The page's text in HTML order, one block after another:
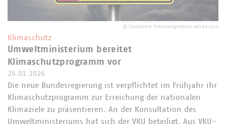
© Stockwerk Fotodesign/stock.adobe.com
Klimaschutz
Umweltministerium bereitet
Klimaschutzprogramm vor
26.01.2026
Die neue Bundesregierung ist verpflichtet im Frühjahr ihr
Klimaschutzprogramm zur Erreichung der nationalen
Klimaziele zu präsentieren. An der Konsultation des
Umweltministeriums hat sich der VKU beteiligt. Aus VKU-